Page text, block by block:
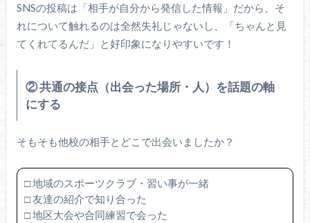
SNSの投稿は「相手が自分から発信した情報」だから、そ
れについて触れるのは全然失礼じゃないし、「ちゃんと見
てくれてるんだ」と好印象になりやすいです！
② 共通の接点（出会った場所・人）を話題の軸
にする
そもそも他校の相手とどこで出会いましたか？
□ 地域のスポーツクラブ・習い事が一緒
□ 友達の紹介で知り合った
□ 地区大会や合同練習で会った